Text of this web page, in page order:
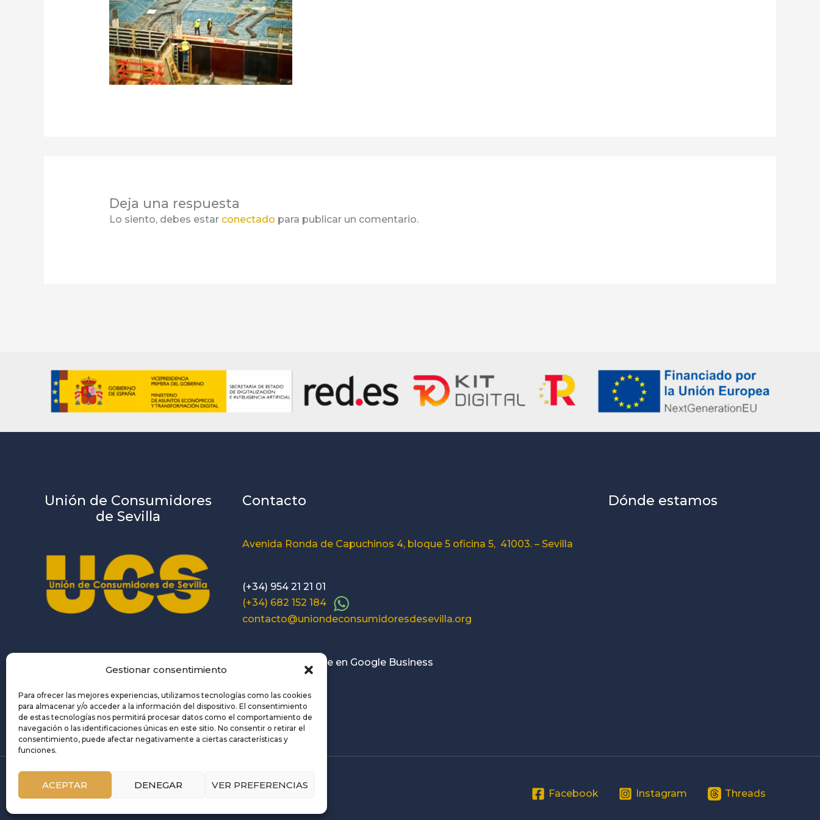
Gestionar consentimiento
Para ofrecer las mejores experiencias, utilizamos tecnologías como las cookies
para almacenar y/o acceder a la información del dispositivo. El consentimiento
de estas tecnologías nos permitirá procesar datos como el comportamiento de
navegación o las identificaciones únicas en este sitio. No consentir o retirar el
consentimiento, puede afectar negativamente a ciertas características y
funciones.
ACEPTAR DENEGAR VER PREFERENCIAS
Deja una respuesta
Lo siento, debes estar conectado para publicar un comentario.
Unión de Consumidores
de Sevilla
Contacto
Avenida Ronda de Capuchinos 4, bloque 5 oficina 5, 41003. – Sevilla
(+34) 954 21 21 01
(+34) 682 152 184
contacto@uniondeconsumidoresdesevilla.org
Horario disponible en Google Business
Dónde estamos
Copyright © 2026 Union de Consumidores de Sevilla
Aviso legal|Política de cookies
Facebook Instagram Threads